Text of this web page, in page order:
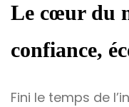
Le cœur du
confiance,
Fini le temps de